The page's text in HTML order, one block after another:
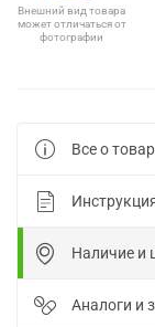
Внешний вид товара
может отличаться от
фотографии
Все о
Наличие и
Аналоги и